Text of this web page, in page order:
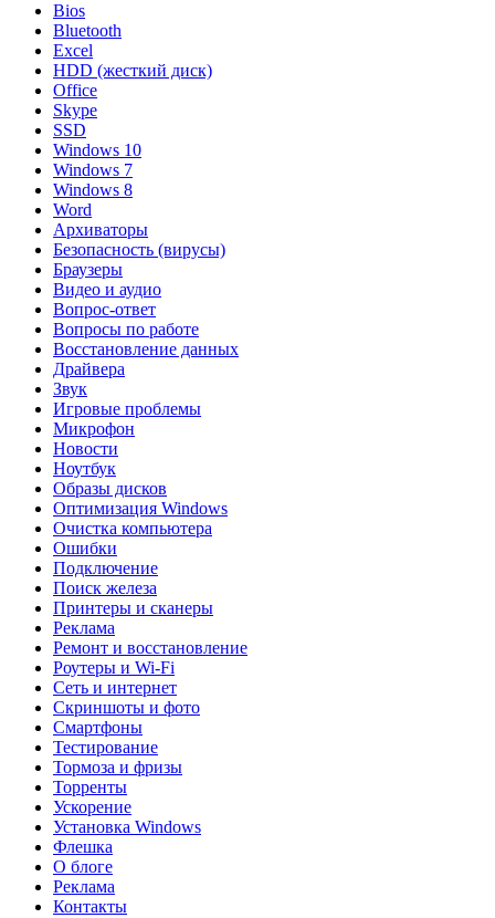
Bios
Bluetooth
Excel
HDD (жесткий диск)
Office
Skype
SSD
Windows 10
Windows 7
Windows 8
Word
Архиваторы
Безопасность (вирусы)
Браузеры
Видео и аудио
Вопрос-ответ
Вопросы по работе
Восстановление данных
Драйвера
Звук
Игровые проблемы
Микрофон
Новости
Ноутбук
Образы дисков
Оптимизация Windows
Очистка компьютера
Ошибки
Подключение
Поиск железа
Принтеры и сканеры
Реклама
Ремонт и восстановление
Роутеры и Wi-Fi
Сеть и интернет
Скриншоты и фото
Смартфоны
Тестирование
Тормоза и фризы
Торренты
Ускорение
Установка Windows
Флешка
О блоге
Реклама
Контакты